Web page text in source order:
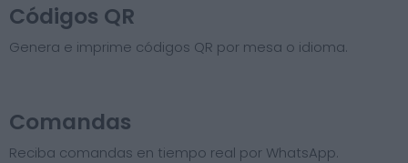
Códigos QR
Genera e imprime códigos QR por mesa o idioma.
Comandas
Reciba comandas en tiempo real por WhatsApp.